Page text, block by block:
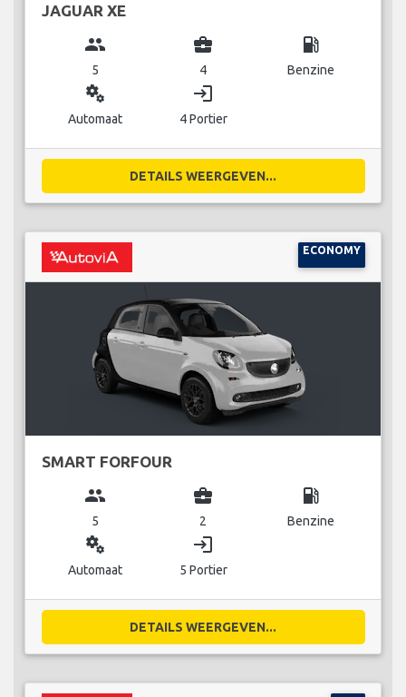
JAGUAR XE
group
5
business_center
4
local_gas_station
Benzine
miscellaneous_services
Automaat
login
4 Portier
DETAILS WEERGEVEN...
ECONOMY
SMART FORFOUR
group
5
business_center
2
local_gas_station
Benzine
miscellaneous_services
Automaat
login
5 Portier
DETAILS WEERGEVEN...